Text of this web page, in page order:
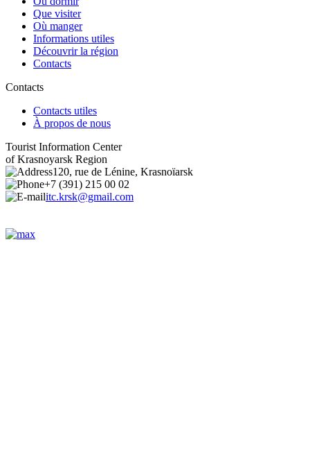
Que visiter
Où manger
Informations utiles
Découvrir la région
Contacts
Contacts
Contacts utiles
À propos de nous
Tourist Information Center
of Krasnoyarsk Region
120, rue de Lénine, Krasnoïarsk
+7 (391) 215 00 02
itc.krsk@gmail.com